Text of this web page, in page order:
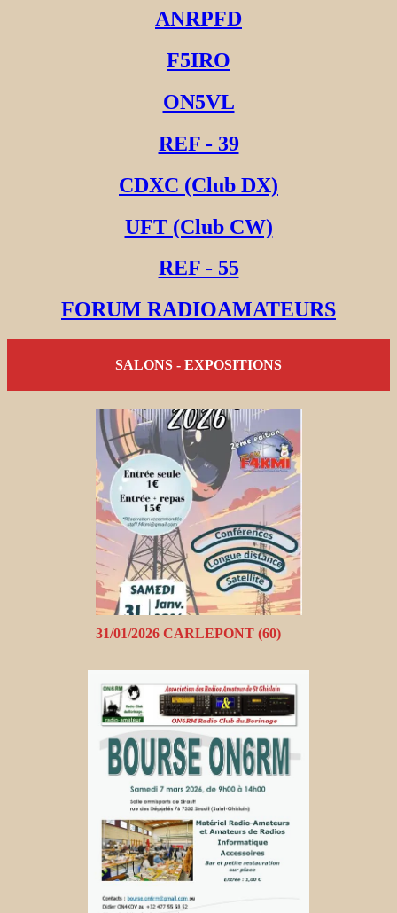
ANRPFD
F5IRO
ON5VL
REF - 39
CDXC (Club DX)
UFT (Club CW)
REF - 55
FORUM RADIOAMATEURS
SALONS - EXPOSITIONS
31/01/2026 CARLEPONT (60)